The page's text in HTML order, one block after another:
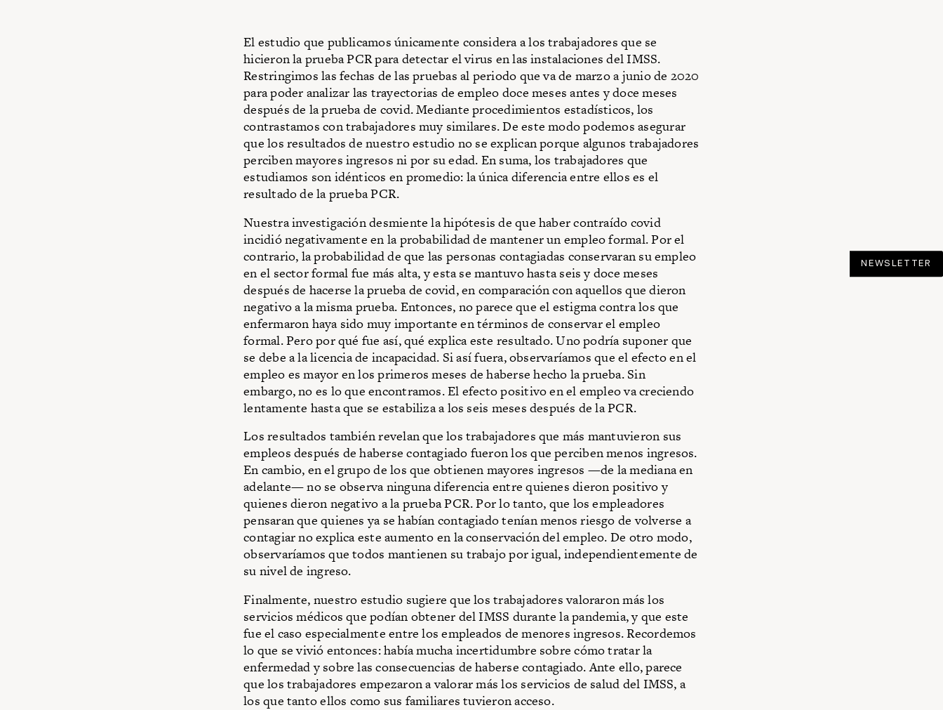
El estudio que publicamos únicamente considera a los trabajadores que se
hicieron la prueba PCR para detectar el virus en las instalaciones del IMSS.
Restringimos las fechas de las pruebas al periodo que va de marzo a junio de 2020
para poder analizar las trayectorias de empleo doce meses antes y doce meses
después de la prueba de covid. Mediante procedimientos estadísticos, los
contrastamos con trabajadores muy similares. De este modo podemos asegurar
que los resultados de nuestro estudio no se explican porque algunos trabajadores
perciben mayores ingresos ni por su edad. En suma, los trabajadores que
estudiamos son idénticos en promedio: la única diferencia entre ellos es el
resultado de la prueba PCR.
Nuestra investigación desmiente la hipótesis de que haber contraído covid
incidió negativamente en la probabilidad de mantener un empleo formal. Por el
contrario, la probabilidad de que las personas contagiadas conservaran su empleo
en el sector formal fue más alta, y esta se mantuvo hasta seis y doce meses
después de hacerse la prueba de covid, en comparación con aquellos que dieron
negativo a la misma prueba. Entonces, no parece que el estigma contra los que
enfermaron haya sido muy importante en términos de conservar el empleo
formal. Pero por qué fue así, qué explica este resultado. Uno podría suponer que
se debe a la licencia de incapacidad. Si así fuera, observaríamos que el efecto en el
empleo es mayor en los primeros meses de haberse hecho la prueba. Sin
embargo, no es lo que encontramos. El efecto positivo en el empleo va creciendo
lentamente hasta que se estabiliza a los seis meses después de la PCR.
Los resultados también revelan que los trabajadores que más mantuvieron sus
empleos después de haberse contagiado fueron los que perciben menos ingresos.
En cambio, en el grupo de los que obtienen mayores ingresos —de la mediana en
adelante— no se observa ninguna diferencia entre quienes dieron positivo y
quienes dieron negativo a la prueba PCR. Por lo tanto, que los empleadores
pensaran que quienes ya se habían contagiado tenían menos riesgo de volverse a
contagiar no explica este aumento en la conservación del empleo. De otro modo,
observaríamos que todos mantienen su trabajo por igual, independientemente de
su nivel de ingreso.
Finalmente, nuestro estudio sugiere que los trabajadores valoraron más los
servicios médicos que podían obtener del IMSS durante la pandemia, y que este
fue el caso especialmente entre los empleados de menores ingresos. Recordemos
lo que se vivió entonces: había mucha incertidumbre sobre cómo tratar la
enfermedad y sobre las consecuencias de haberse contagiado. Ante ello, parece
que los trabajadores empezaron a valorar más los servicios de salud del IMSS, a
los que tanto ellos como sus familiares tuvieron acceso.
NEWSLETTER